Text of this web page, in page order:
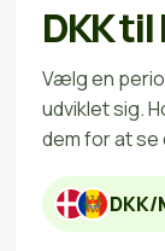
DKK
Vælg en
udviklet sig.
dem for at se
DKK/